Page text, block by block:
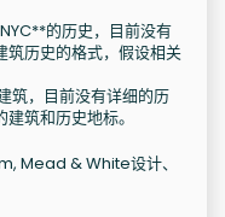
的历史，目前没有
筑历史的格式，假设相关
筑，目前没有详细的历
筑和历史地标。
Mead & White设计、